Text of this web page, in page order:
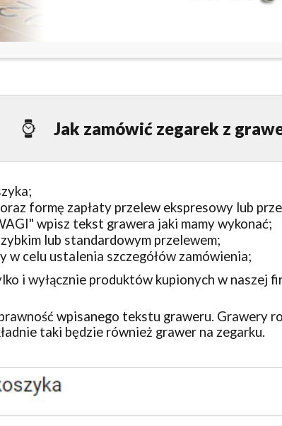
Jak zamówić zegarek z
formę zapłaty przelew ekspresowy lub
wpisz tekst grawera jaki mamy wykonać;
lub standardowym przelewem;
w celu ustalenia szczegółów zamówienia;
i wyłącznie produktów kupionych w naszej
wpisanego tekstu graweru. Grawery
taki będzie również grawer na zegarku.